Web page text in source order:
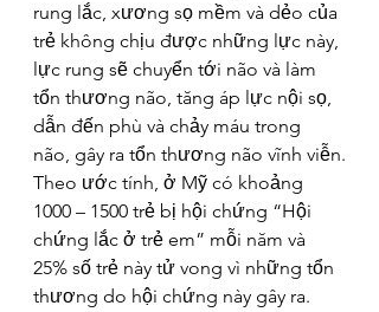
rung lắc, xương sọ mềm và dẻo của
trẻ không chịu được những lực này,
lực rung sẽ chuyển tới não và làm
tổn thương não, tăng áp lực nội sọ,
dẫn đến phù và chảy máu trong
não, gây ra tổn thương não vĩnh viễn.
Theo ước tính, ở Mỹ có khoảng
1000 – 1500 trẻ bị hội chứng “Hội
chứng lắc ở trẻ em” mỗi năm và
25% số trẻ này tử vong vì những tổn
thương do hội chứng này gây ra.